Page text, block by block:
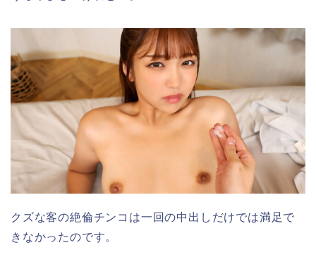
クズな客の絶倫チンコは一回の中出しだけでは満足で
きなかったのです。